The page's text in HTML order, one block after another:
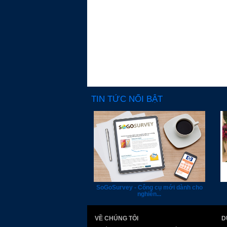
TIN TỨC NỔI BẬT
SoGoSurvey - Công cụ mới dành cho
nghiên...
VỀ CHÚNG TÔI